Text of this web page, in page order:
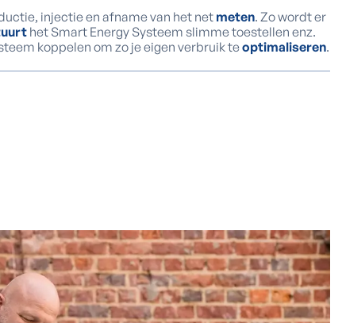
injectie en afname van het net meten. Zo wordt er
het Smart Energy Systeem slimme toestellen enz.
koppelen om zo je eigen verbruik teoptimaliseren.